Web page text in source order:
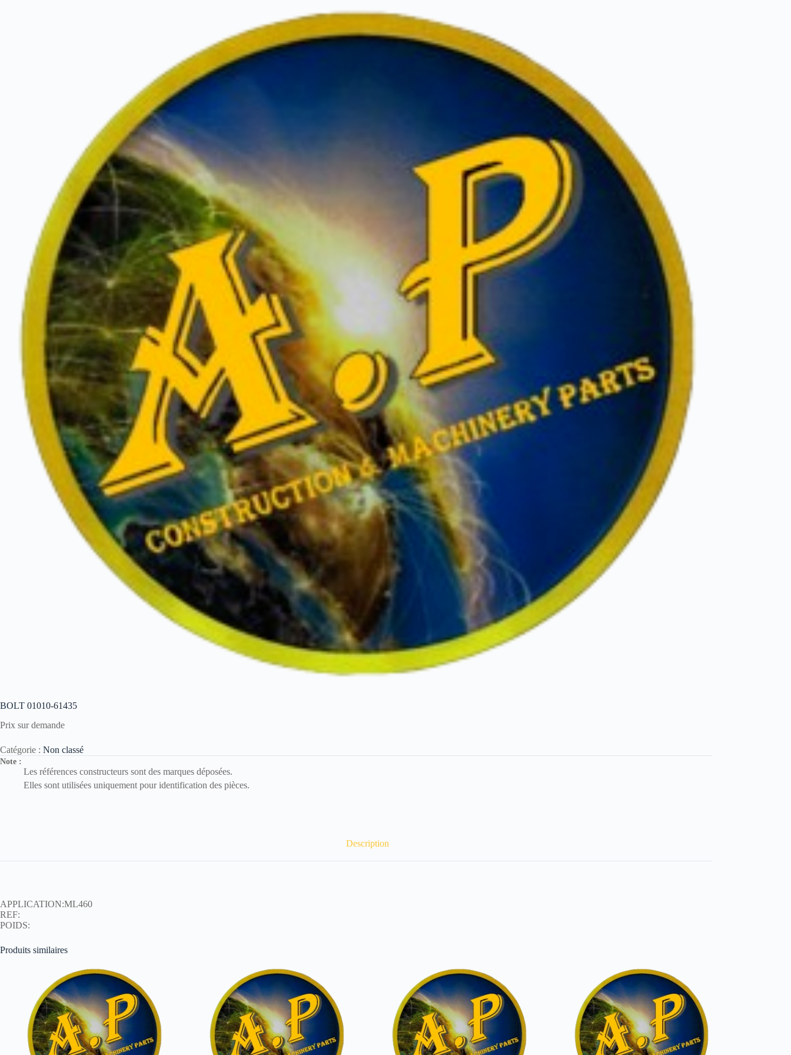
BOLT 01010-61435
Prix sur demande
Catégorie : Non classé
Note :
Les références constructeurs sont des marques déposées.
Elles sont utilisées uniquement pour identification des pièces.
Description
APPLICATION:ML460
REF:
POIDS:
Produits similaires